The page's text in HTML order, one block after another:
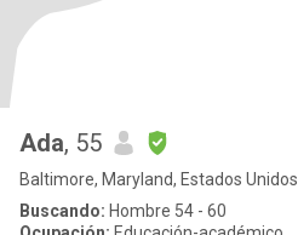
Ada, 55
Baltimore, Maryland, Estados Unidos
Buscando: Hombre 54 - 60